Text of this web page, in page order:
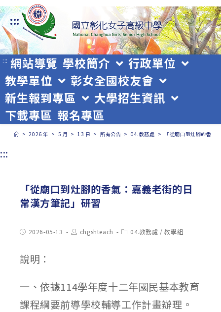
跳
轉
至
主
要
內
容
:::
::: 網站導覽 學校簡介
行政單位
教學單位
彰女全國校友會
新生報到專區
大學招生資訊
下載專區 報名專區
> 2026 年 > 5 月 > 13 日 > 所有公告 > 04.教務處 > 「從廟口到灶腳的香氣
:::
「從廟口到灶腳的香氣：嘉義老街的日
常漢方筆記」研習
Post2026-05-13
Post
author:
chgshteach
Post04.教務處 / 教學組
說明：
一、依據114學年度十二年國民基本教育
課程綱要前導學校輔導工作計畫辦理。